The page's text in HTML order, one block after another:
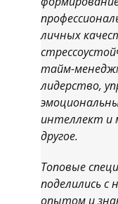
личных
тайм-
лидерство,
интеллект и
другое.
Топовые
поделились с
опытом и